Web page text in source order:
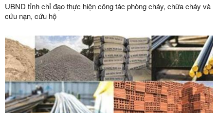
UBND tỉnh chỉ đạo thực hiện công tác phòng cháy, chữa cháy và
cứu nạn, cứu hộ